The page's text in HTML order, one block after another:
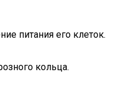
питания его клеток.
кольца.